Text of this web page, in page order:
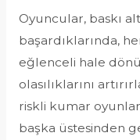
Oyuncular, baskı
başardıklarında,
eğlenceli hale
olasılıklarını
riskli kumar
başka üstesinden